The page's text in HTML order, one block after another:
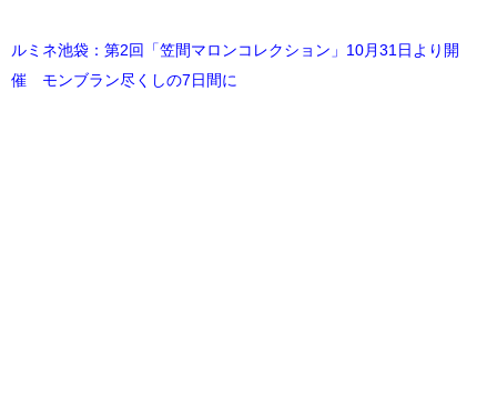
ルミネ池袋：第2回「笠間マロンコレクション」10月31日より開
催 モンブラン尽くしの7日間に